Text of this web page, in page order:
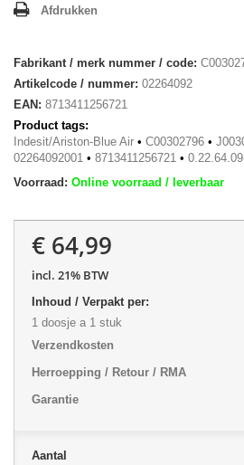
Afdrukken
Fabrikant / merk nummer / code:
Artikelcode / nummer: 02264092
EAN: 8713411256721
Product tags:
Indesit/Ariston-Blue Air • C00302796 •
02264092001 • 8713411256721 •
Voorraad: Online voorraad / leverbaar
€ 64,99
incl. 21% BTW
Inhoud / Verpakt per:
1 doosje a 1 stuk
Verzendkosten
Herroepping / Retour / RMA
Garantie
Aantal